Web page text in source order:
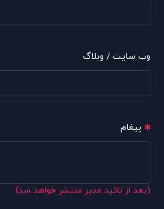
وب سایت / وبلاگ
پیغام
(بعد از تائید مدیر منتشر خواهد شد)